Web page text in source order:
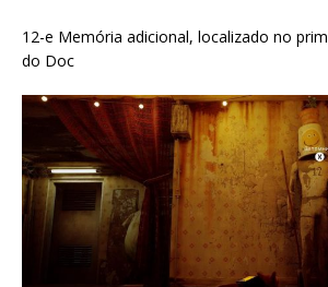
12-e Memória adicional, localizado no
do Doc